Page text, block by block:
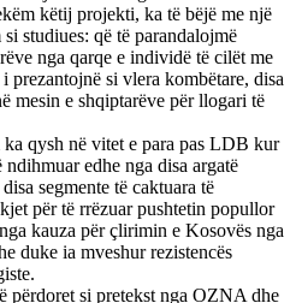
këtij projekti, ka të bëjë me një
studiues: që të parandalojmë
nga qarqe e individë të cilët me
prezantojnë si vlera kombëtare, disa
mesin e shqiptarëve për llogari të
qysh në vitet e para pas LDB kur
edhe nga disa argatë
segmente të caktuara të
për të rrëzuar pushtetin popullor
kauza për çlirimin e Kosovës nga
duke ia mveshur rezistencës
përdoret si pretekst nga OZNA dhe